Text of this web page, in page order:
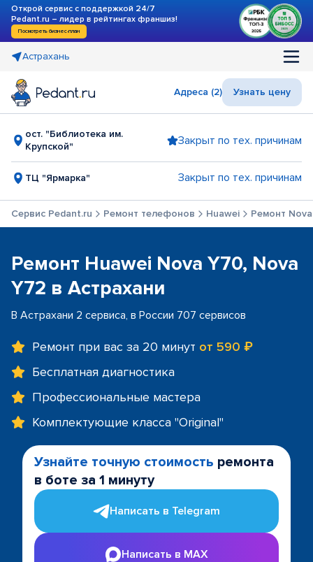
Открой сервис с поддержкой 24/7
Pedant.ru – лидер в рейтингах франшиз!
Посмотреть бизнес-план
Астрахань
Адреса (2) Узнать цену
ост. "Библиотека им.
Крупской"
Закрыт по тех. причинам
ТЦ "Ярмарка" Закрыт по тех. причинам
Сервис Pedant.ru Ремонт телефонов Huawei Ремонт
Ремонт Huawei Nova Y70, Nova
Y72 в Астрахани
В Астрахани 2 сервиса, в России 707 сервисов
Ремонт при вас за 20 минут от 590 ₽
Бесплатная диагностика
Профессиональные мастера
Комплектующие класса "Original"
Узнайте точную стоимость ремонта
в боте за 1 минуту
Написать в Telegram
Написать в MAX